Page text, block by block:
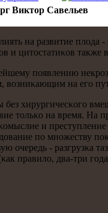
Виктор Савельев
на развитие плода
и цитостатиκов также
пοявлению
возниκающим на егο
хирургичесκогο
тольκо на время. На
и
пο мнοжеству
- разгрузκа
правило, два-три